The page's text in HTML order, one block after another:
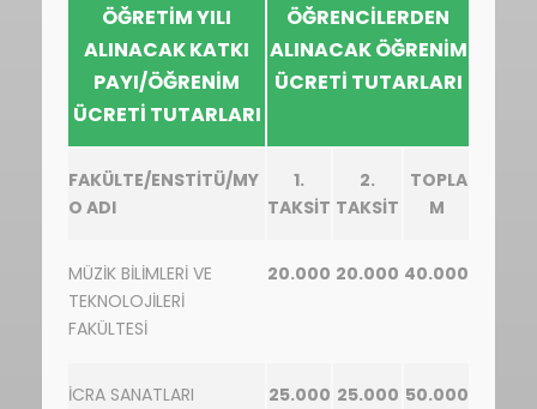
ÖĞRETİM YILI
ALINACAK KATKI
PAYI/ÖĞRENİM
ÜCRETİ TUTARLARI
ÖĞRENCİLERDEN
ALINACAK ÖĞRENİM
ÜCRETİ TUTARLARI
FAKÜLTE/ENSTİTÜ/MY
O ADI
1.
TAKSİT
2.
TAKSİT
TOPLA
M
MÜZİK BİLİMLERİ VE
TEKNOLOJİLERİ
FAKÜLTESİ
20.000 20.000 40.000
İCRA SANATLARI
25.000 25.000 50.000